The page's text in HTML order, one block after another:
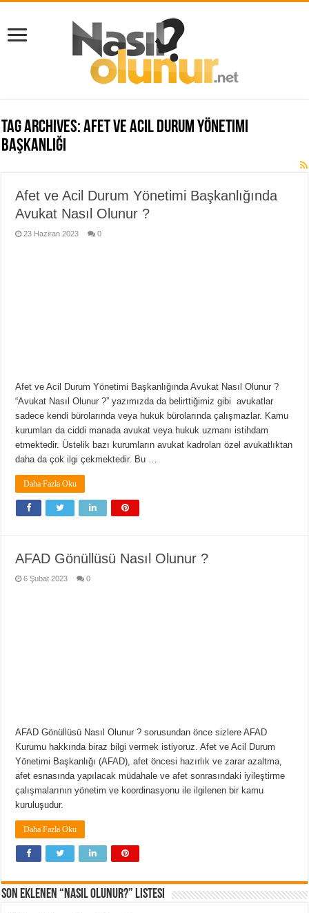
Tag Archives:Afet ve Acil Durum Yönetimi
Başkanlığı
Afet ve Acil Durum Yönetimi Başkanlığında
Avukat Nasıl Olunur ?
23 Haziran 2023 0
Afet ve Acil Durum Yönetimi Başkanlığında Avukat Nasıl Olunur ?
“Avukat Nasıl Olunur ?” yazımızda da belirttiğimiz gibi avukatlar
sadece kendi bürolarında veya hukuk bürolarında çalışmazlar. Kamu
kurumları da ciddi manada avukat veya hukuk uzmanı istihdam
etmektedir. Üstelik bazı kurumların avukat kadroları özel avukatlıktan
daha da çok ilgi çekmektedir. Bu …
Daha Fazla Oku
AFAD Gönüllüsü Nasıl Olunur ?
6 Şubat 2023 0
AFAD Gönüllüsü Nasıl Olunur ? sorusundan önce sizlere AFAD
Kurumu hakkında biraz bilgi vermek istiyoruz. Afet ve Acil Durum
Yönetimi Başkanlığı (AFAD), afet öncesi hazırlık ve zarar azaltma,
afet esnasında yapılacak müdahale ve afet sonrasındaki iyileştirme
çalışmalarının yönetim ve koordinasyonu ile ilgilenen bir kamu
kuruluşudur.
Daha Fazla Oku
Son Eklenen “Nasıl Olunur?” Listesi